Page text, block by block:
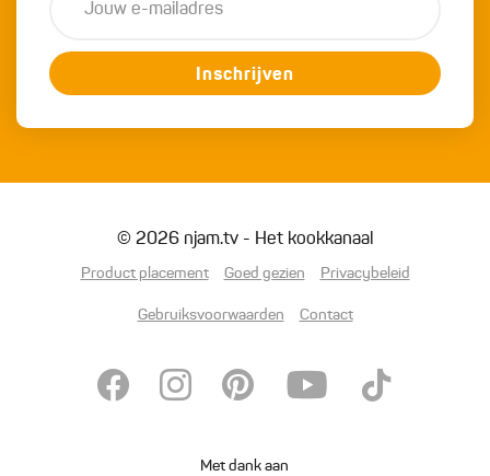
Inschrijven
© 2026 njam.tv - Het kookkanaal
Product placement Goed gezien Privacybeleid
Gebruiksvoorwaarden Contact
Met dank aan